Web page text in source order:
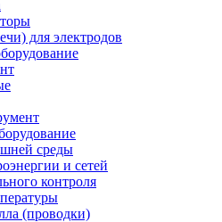
для электродов
среды
и сетей
контроля
(проводки)